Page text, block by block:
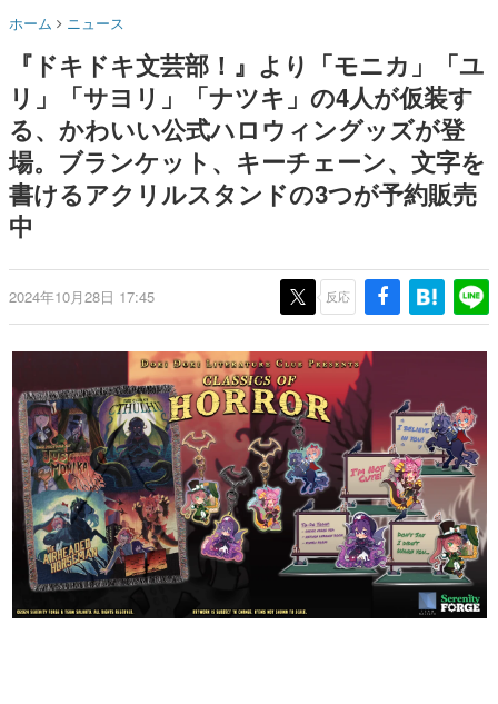
名作ゲームクリエイターの方々に製作時のエピソードをお
きます。
赫本
この物語を解いてはいけない。『赫本』は、〈試験問題〉
の形をした短編ホラー小説集です。
新世代に訊く
これからのデジタルゲーム市場を担う若きクリエイター達
ゲーム世代の作家たち
ゲームに多大な影響を受けた作家さんに取材し、ゲームが
日本のコンテンツ産業やカルチャーに与えた影響を探る企
画です。
日本モバイルゲーム産業史
日本のモバイルゲーム史における主要なトピック・タイト
ルを網羅するほか、開発者へのインタビューや識者による
解説を掲載。約20年の歴史が一望できる決定版！
若ゲのいたり〜ゲームクリエイターの青春〜
『うつヌケ』『ペンと箸』等で知られるマンガ家・田中圭
一先生によるゲーム業界レポートマンガです。
なんでゲームは面白い？
ゲーム開発者・hamatsu氏がゲームの魅力を画面や操作の
具体的な形から解き明かしていく、硬派で骨太な評論連載
ScottGamesとの共同開発、食
事だけでなくステージショーや
没入型のホラー体験も楽しめる
ホーム ニュース
『ドキドキ文芸部！』より「モニカ」「ユ
リ」「サヨリ」「ナツキ」の4人が仮装す
る、かわいい公式ハロウィングッズが登
場。ブランケット、キーチェーン、文字を
書けるアクリルスタンドの3つが予約販売
中
2024年10月28日 17:45 反応